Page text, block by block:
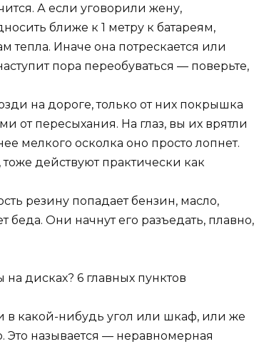
А если уговорили жену,
ближе к 1 метру к батареям,
Иначе она потрескается или
пора переобуваться — поверьте,
на дороге, только от них покрышка
от пересыхания. На глаз, вы их врятли
мелкого осколка оно просто лопнет.
действуют практически как
резину попадает бензин, масло,
беда. Они начнут его разъедать, плавно,
какой-нибудь угол или шкаф, или же
Это называется — неравномерная